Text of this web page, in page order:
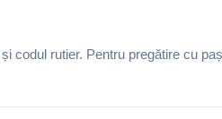
codul rutier. Pentru pregătire cu